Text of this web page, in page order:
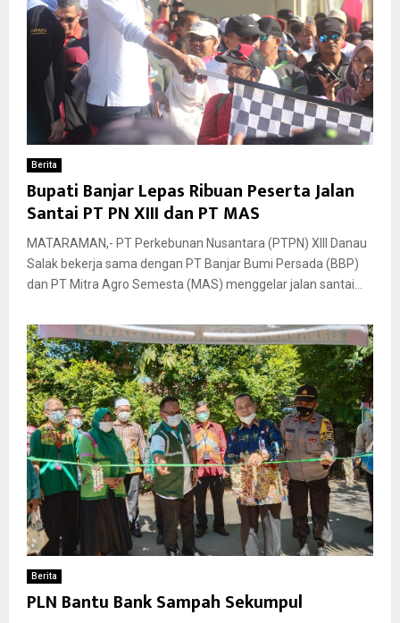
Berita
Bupati Banjar Lepas Ribuan Peserta Jalan
Santai PT PN XIII dan PT MAS
MATARAMAN,- PT Perkebunan Nusantara (PTPN) XIII Danau
Salak bekerja sama dengan PT Banjar Bumi Persada (BBP)
dan PT Mitra Agro Semesta (MAS) menggelar jalan santai...
Berita
PLN Bantu Bank Sampah Sekumpul